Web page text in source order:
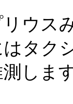
ウス
タク
しま